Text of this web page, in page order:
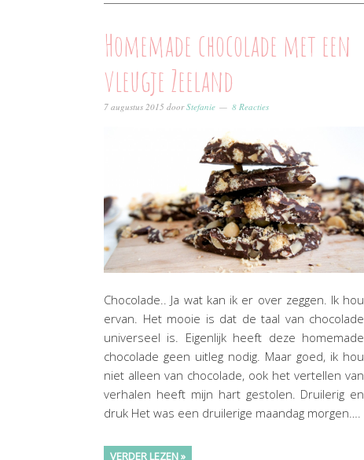
Homemade chocolade met een
vleugje Zeeland
7 augustus 2015 doorStefanie 8 Reacties
Chocolade.. Ja wat kan ik er over zeggen. Ik hou
ervan. Het mooie is dat de taal van chocolade
universeel is. Eigenlijk heeft deze homemade
chocolade geen uitleg nodig. Maar goed, ik hou
niet alleen van chocolade, ook het vertellen van
verhalen heeft mijn hart gestolen. Druilerig en
druk Het was een druilerige maandag morgen….
VERDER LEZEN »